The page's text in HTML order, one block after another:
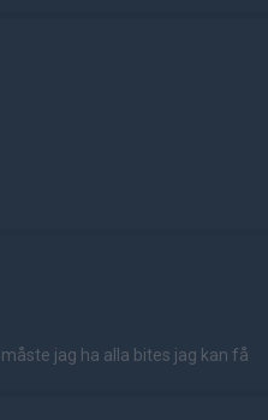
jag ha alla bites jag kan få